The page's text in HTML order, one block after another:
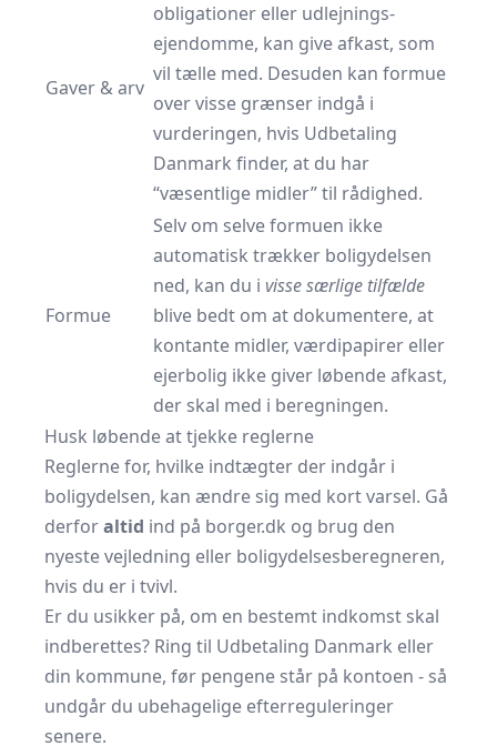
Gaver & arv
obligationer eller udlejnings­
ejendomme, kan give afkast, som
vil tælle med. Desuden kan formue
over visse grænser indgå i
vurderingen, hvis Udbetaling
Danmark finder, at du har
“væsentlige midler” til rådighed.
Formue
Selv om selve formuen ikke
automatisk trækker boligydelsen
ned, kan du i visse særlige tilfælde
blive bedt om at dokumentere, at
kontante midler, værdipapirer eller
ejerbolig ikke giver løbende afkast,
der skal med i beregningen.
Husk løbende at tjekke reglerne
Reglerne for, hvilke indtægter der indgår i
boligydelsen, kan ændre sig med kort varsel. Gå
derforaltid ind på borger.dk og brug den
nyeste vejledning eller boligydelses­beregneren,
hvis du er i tvivl.
Er du usikker på, om en bestemt indkomst skal
indberettes? Ring til Udbetaling Danmark eller
din kommune, før pengene står på kontoen - så
undgår du ubehagelige efterreguleringer
senere.